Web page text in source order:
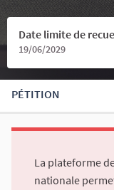
Date limite de
19/06/2029
PÉTITION
La plateforme
nationale